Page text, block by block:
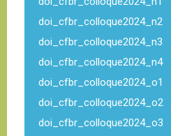
doi_cfbr_colloque2024_n2
doi_cfbr_colloque2024_n3
doi_cfbr_colloque2024_n4
doi_cfbr_colloque2024_o1
doi_cfbr_colloque2024_o2
doi_cfbr_colloque2024_o3